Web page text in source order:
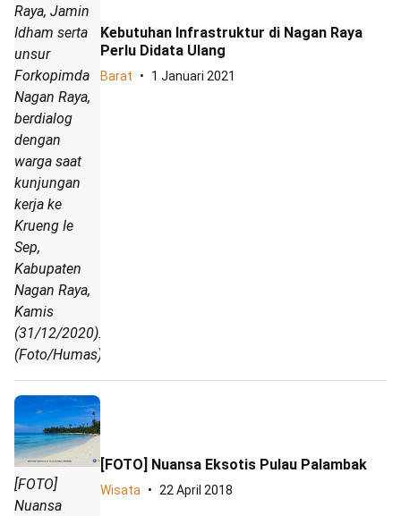
Raya, Jamin
Idham serta
unsur
Forkopimda
Nagan Raya,
berdialog
dengan
warga saat
kunjungan
kerja ke
Krueng Ie
Sep,
Kabupaten
Nagan Raya,
Kamis
(31/12/2020).
(Foto/Humas)
Kebutuhan Infrastruktur di Nagan Raya
Perlu Didata Ulang
Barat 1 Januari 2021
[FOTO]
Nuansa
[FOTO] Nuansa Eksotis Pulau Palambak
Wisata 22 April 2018